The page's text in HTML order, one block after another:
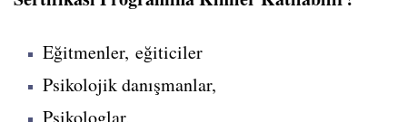
Eğitmenler, eğiticiler
Psikolojik danışmanlar,
Psikologlar,